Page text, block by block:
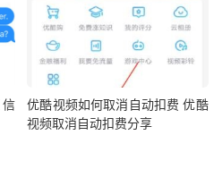
优酷视频如何取消自动扣费 优酷
视频取消自动扣费分享